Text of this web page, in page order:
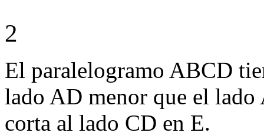
2
El paralelogramo ABCD
lado AD menor que el
corta al lado CD en E.